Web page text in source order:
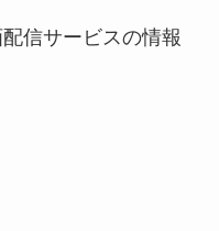
信サービスの情報